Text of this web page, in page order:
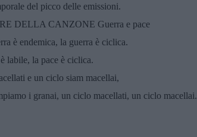
del picco delle emissioni.
DELLA CANZONE Guerra e pace
è endemica, la guerra è ciclica.
labile, la pace è ciclica.
e un ciclo siam macellai,
i granai, un ciclo macellati, un ciclo macellai.